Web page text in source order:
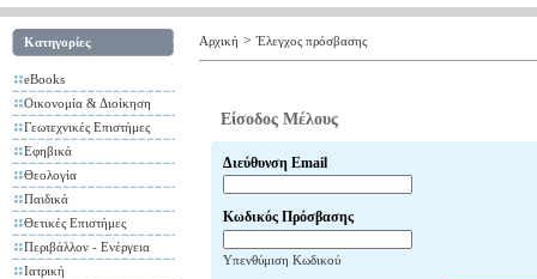
Κατηγορίες
eBooks
Οικονομία & Διοίκηση
Γεωτεχνικές Επιστήμες
Εφηβικά
Θεολογία
Παιδικά
Θετικές Επιστήμες
Περιβάλλον - Ενέργεια
Ιατρική
Αρχική > Έλεγχος πρόσβασης
Είσοδος Μέλους
Διεύθυνση Email
Κωδικός Πρόσβασης
Υπενθύμιση Κωδικού